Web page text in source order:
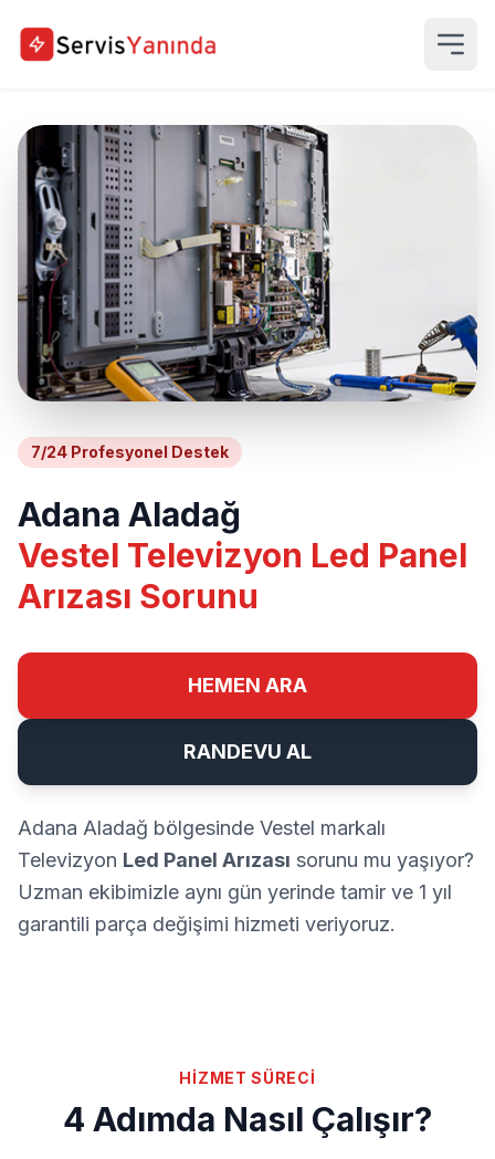
7/24 Profesyonel Destek
Adana Aladağ
Vestel Televizyon Led Panel
Arızası Sorunu
HEMEN ARA
RANDEVU AL
Adana Aladağ bölgesinde Vestel markalı
Televizyon Led Panel Arızası sorunu mu yaşıyor?
Uzman ekibimizle aynı gün yerinde tamir ve 1 yıl
garantili parça değişimi hizmeti veriyoruz.
HİZMET SÜRECİ
4 Adımda Nasıl Çalışır?